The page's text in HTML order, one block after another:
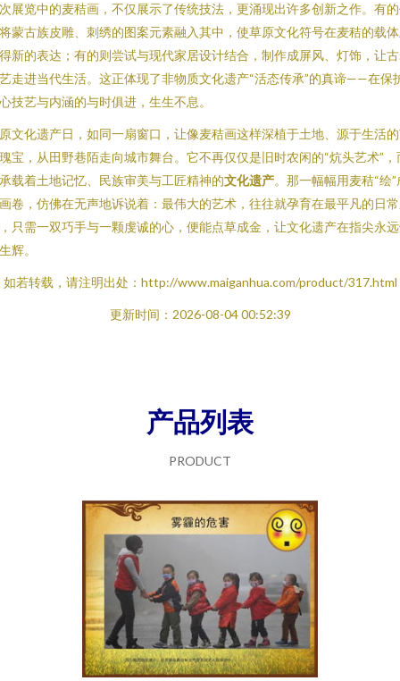
展览中的麦秸画，不仅展示了传统技法，更涌现出许多创新之作。有
蒙古族皮雕、刺绣的图案元素融入其中，使草原文化符号在麦秸的载
新的表达；有的则尝试与现代家居设计结合，制作成屏风、灯饰，让
走进当代生活。这正体现了非物质文化遗产“活态传承”的真谛——在保
技艺与内涵的与时俱进，生生不息。
文化遗产日，如同一扇窗口，让像麦秸画这样深植于土地、源于生活
宝，从田野巷陌走向城市舞台。它不再仅仅是旧时农闲的“炕头艺术”，
载着土地记忆、民族审美与工匠精神的文化遗产。那一幅幅用麦秸“绘”
卷，仿佛在无声地诉说着：最伟大的艺术，往往就孕育在最平凡的日
只需一双巧手与一颗虔诚的心，便能点草成金，让文化遗产在指尖永
辉。
如若转载，请注明出处：http://www.maiganhua.com/product/317.html
更新时间：2026-08-04 00:52:39
产品列表
PRODUCT